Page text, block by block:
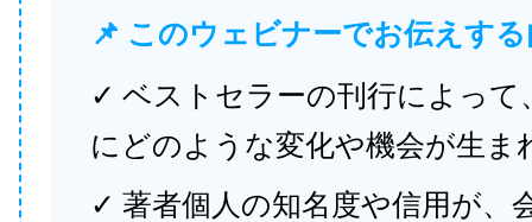
📌 このウェビナーでお伝えす
✓ ベストセラーの刊行によって
にどのような変化や機会が生ま
✓ 著者個人の知名度や信用が、